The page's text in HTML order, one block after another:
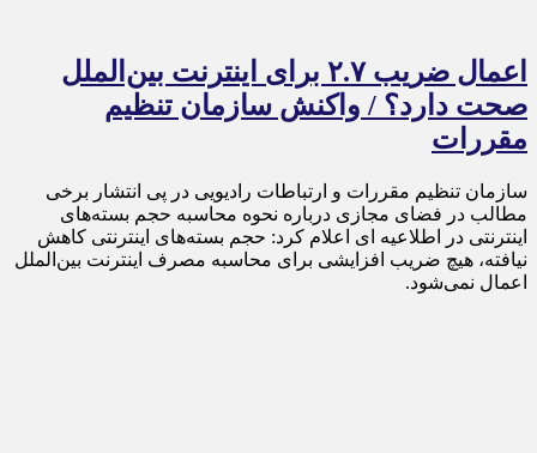
اعمال ضریب ۲.۷ برای اینترنت بین‌الملل
صحت دارد؟ / واکنش سازمان تنظیم
مقررات
سازمان تنظیم مقررات و ارتباطات رادیویی در پی انتشار برخی
مطالب در فضای مجازی درباره نحوه محاسبه حجم بسته‌های
اینترنتی در اطلاعیه ای اعلام کرد: حجم بسته‌های اینترنتی کاهش
نیافته، هیچ ضریب افزایشی برای محاسبه مصرف اینترنت بین‌الملل
اعمال نمی‌شود.